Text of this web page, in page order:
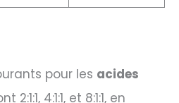
pour les acides
2:1:1, 4:1:1, et 8:1:1, en